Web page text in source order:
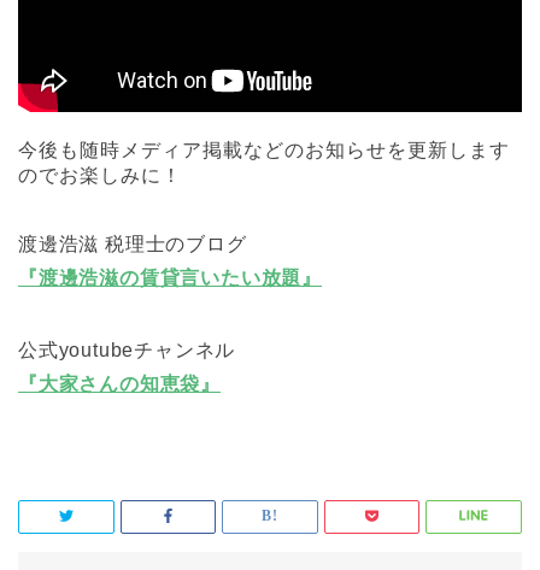
今後も随時メディア掲載などのお知らせを更新します
のでお楽しみに！
渡邊浩滋 税理士のブログ
『渡邊浩滋の賃貸言いたい放題』
公式youtubeチャンネル
『大家さんの知恵袋』